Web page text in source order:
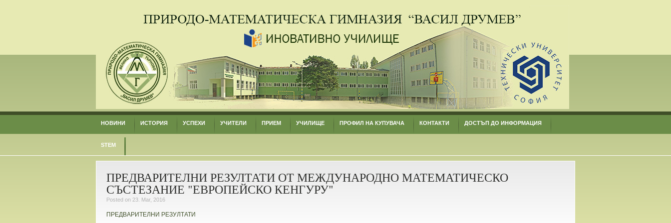
НОВИНИ ИСТОРИЯ УСПЕХИ УЧИТЕЛИ ПРИЕМ УЧИЛИЩЕ ПРОФИЛ НА КУПУВАЧА КОНТАКТИ ДОСТЪП ДО ИНФОРМАЦИЯ
STEM
ПРЕДВАРИТЕЛНИ РЕЗУЛТАТИ ОТ МЕЖДУНАРОДНО МАТЕМАТИЧЕСКО
СЪСТЕЗАНИЕ "ЕВРОПЕЙСКО КЕНГУРУ"
Posted on 23. Mar, 2016
ПРЕДВАРИТЕЛНИ РЕЗУЛТАТИ